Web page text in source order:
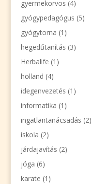
gyermekorvos (4)
gyógypedagógus (5)
gyógytorna (1)
hegedűtanítás (3)
Herbalife (1)
holland (4)
idegenvezetés (1)
informatika (1)
ingatlantanácsadás (2)
iskola (2)
járdajavítás (2)
jóga (6)
karate (1)